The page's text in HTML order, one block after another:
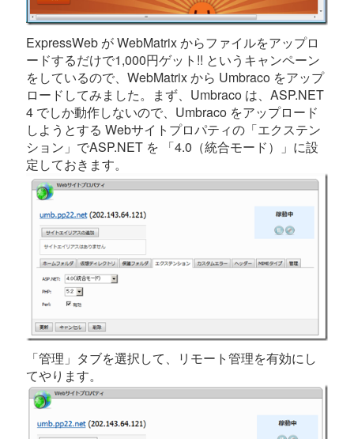
ExpressWeb が WebMatrix からファイルをアップロ
ードするだけで1,000円ゲット!! というキャンペーン
をしているので、WebMatrix から Umbraco をアップ
ロードしてみました。まず、Umbraco は、ASP.NET
4 でしか動作しないので、Umbraco をアップロード
しようとする Webサイトプロパティの「エクステン
ション」でASP.NET を 「4.0（統合モード）」に設
定しておきます。
「管理」タブを選択して、リモート管理を有効にし
てやります。